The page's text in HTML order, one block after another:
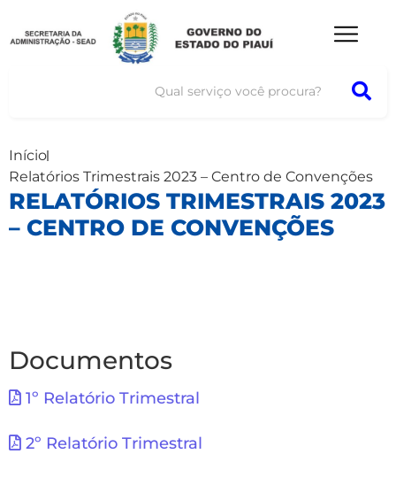
Início
Relatórios Trimestrais 2023 – Centro de Convenções
RELATÓRIOS TRIMESTRAIS 2023
– CENTRO DE CONVENÇÕES
Documentos
1º Relatório Trimestral
2º Relatório Trimestral